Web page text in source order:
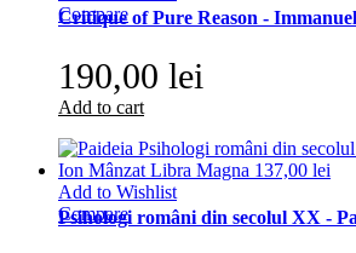
Compare
Critique of Pure Reason -
190,00 lei
Add to cart
Add to Wishlist
Compare
Psihologi români din secolul XX -